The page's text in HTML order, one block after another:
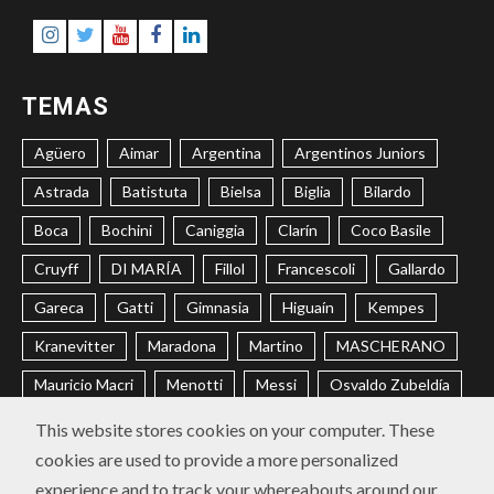
Instagram
Twitter
Youtube
Facebook
LinkedIn
TEMAS
Agüero Aimar Argentina Argentinos Juniors
Astrada Batistuta Bielsa Biglia Bilardo
Boca Bochini Caniggia Clarín Coco Basile
Cruyff DI MARÍA Fillol Francescoli Gallardo
Gareca Gatti Gimnasia Higuaín Kempes
Kranevitter Maradona Martino MASCHERANO
Mauricio Macri Menotti Messi Osvaldo Zubeldía
Passarella Pochettino Ramón Díaz
Riquelme River Russo Sabella Sampaoli
This website stores cookies on your computer. These
cookies are used to provide a more personalized
experience and to track your whereabouts around our